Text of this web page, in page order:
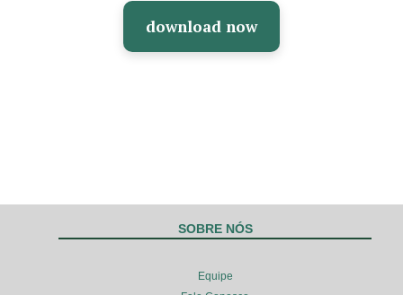
download now
SOBRE NÓS
Equipe